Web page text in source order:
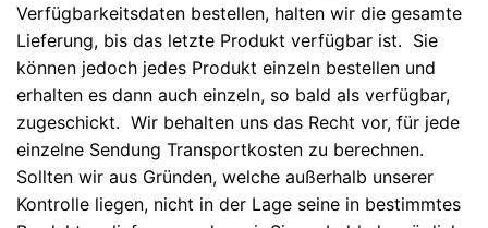
Verfügbarkeitsdaten bestellen, halten wir die gesamte
Lieferung, bis das letzte Produkt verfügbar ist. Sie
können jedoch jedes Produkt einzeln bestellen und
erhalten es dann auch einzeln, so bald als verfügbar,
zugeschickt. Wir behalten uns das Recht vor, für jede
einzelne Sendung Transportkosten zu berechnen.
Sollten wir aus Gründen, welche außerhalb unserer
Kontrolle liegen, nicht in der Lage seine in bestimmtes